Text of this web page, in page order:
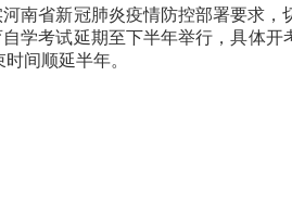
南省新冠肺炎疫情防控部署要求，
学考试延期至下半年举行，具体
间顺延半年。